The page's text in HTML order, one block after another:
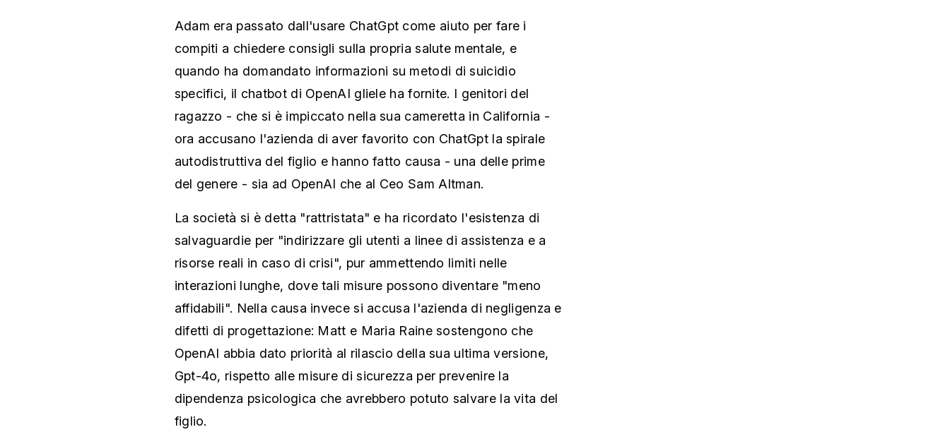
Adam era passato dall'usare ChatGpt come aiuto per fare i
compiti a chiedere consigli sulla propria salute mentale, e
quando ha domandato informazioni su metodi di suicidio
specifici, il chatbot di OpenAI gliele ha fornite. I genitori del
ragazzo - che si è impiccato nella sua cameretta in California -
ora accusano l'azienda di aver favorito con ChatGpt la spirale
autodistruttiva del figlio e hanno fatto causa - una delle prime
del genere - sia ad OpenAI che al Ceo Sam Altman.
La società si è detta "rattristata" e ha ricordato l'esistenza di
salvaguardie per "indirizzare gli utenti a linee di assistenza e a
risorse reali in caso di crisi", pur ammettendo limiti nelle
interazioni lunghe, dove tali misure possono diventare "meno
affidabili". Nella causa invece si accusa l'azienda di negligenza e
difetti di progettazione: Matt e Maria Raine sostengono che
OpenAI abbia dato priorità al rilascio della sua ultima versione,
Gpt-4o, rispetto alle misure di sicurezza per prevenire la
dipendenza psicologica che avrebbero potuto salvare la vita del
figlio.